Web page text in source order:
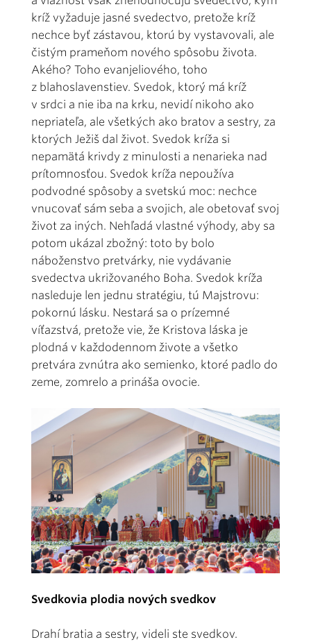
kríž vyžaduje jasné svedectvo, pretože kríž
nechce byť zástavou, ktorú by vystavovali, ale
čistým prameňom nového spôsobu života.
Akého? Toho evanjeliového, toho
z blahoslavenstiev. Svedok, ktorý má kríž
v srdci a nie iba na krku, nevidí nikoho ako
nepriateľa, ale všetkých ako bratov a sestry, za
ktorých Ježiš dal život. Svedok kríža si
nepamätá krivdy z minulosti a nenarieka nad
prítomnosťou. Svedok kríža nepoužíva
podvodné spôsoby a svetskú moc: nechce
vnucovať sám seba a svojich, ale obetovať svoj
život za iných. Nehľadá vlastné výhody, aby sa
potom ukázal zbožný: toto by bolo
náboženstvo pretvárky, nie vydávanie
svedectva ukrižovaného Boha. Svedok kríža
nasleduje len jednu stratégiu, tú Majstrovu:
pokornú lásku. Nestará sa o prízemné
víťazstvá, pretože vie, že Kristova láska je
plodná v každodennom živote a všetko
pretvára zvnútra ako semienko, ktoré padlo do
zeme, zomrelo a prináša ovocie.
Svedkovia plodia nových svedkov
Drahí bratia a sestry, videli ste svedkov.